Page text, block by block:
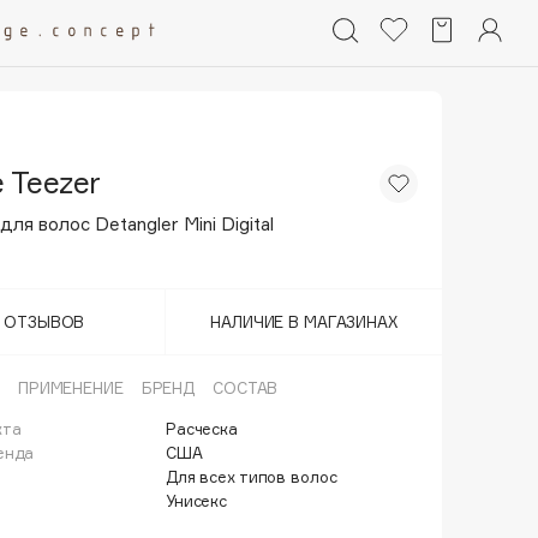
Teezer
волос Detangler Mini Digital
ОТЗЫВОВ НАЛИЧИЕ В МАГАЗИНАХ
ПРИМЕНЕНИЕ БРЕНД СОСТАВ
Расческа
США
Для всех типов волос
Унисекс